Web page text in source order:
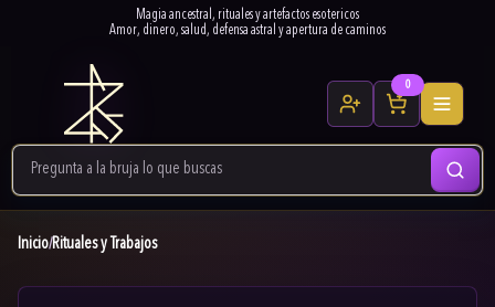
Magia ancestral, rituales y artefactos esotericos
Amor, dinero, salud, defensa astral y apertura de caminos
0
Inicio/Rituales y Trabajos